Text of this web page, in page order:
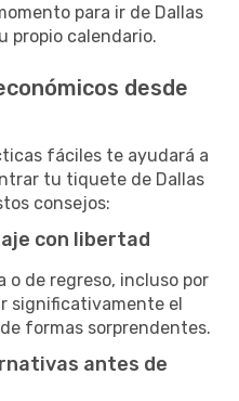
para ir de Dallas
propio calendario.
desde
fáciles te ayudará a
tu tiquete de Dallas
consejos:
con libertad
o de regreso, incluso por
significativamente el
formas sorprendentes.
antes de